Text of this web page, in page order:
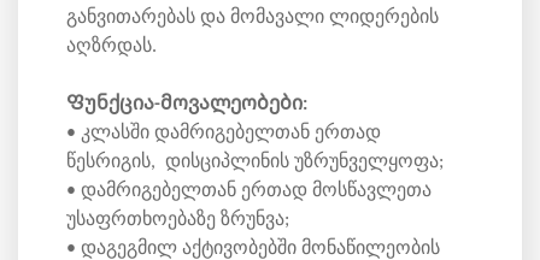
განვითარებას და მომავალი ლიდერების
აღზრდას.
Ფუნქცია-მოვალეობები:
• კლასში დამრიგებელთან ერთად
წესრიგის, დისციპლინის უზრუნველყოფა;
• დამრიგებელთან ერთად მოსწავლეთა
უსაფრთხოებაზე ზრუნვა;
• დაგეგმილ აქტივობებში მონაწილეობის